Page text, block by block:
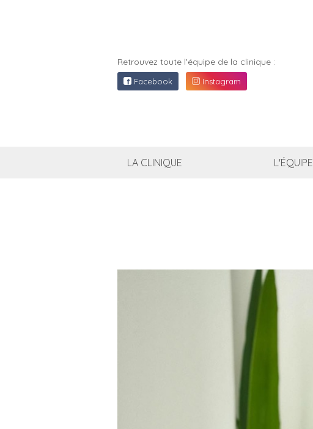
Retrouvez toute l'équipe de la clinique :
Facebook Instagram
LA CLINIQUE L'ÉQUIPE